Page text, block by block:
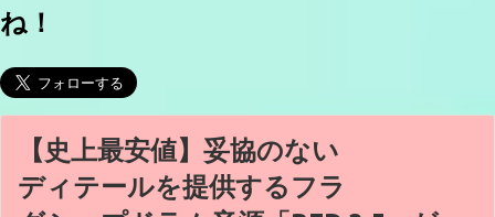
ね！
【史上最安値】妥協のない
ディテールを提供するフラ